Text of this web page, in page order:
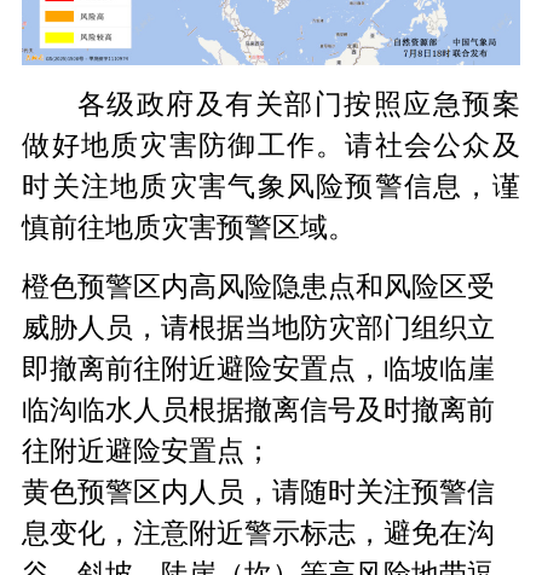
各级政府及有关部门按照应急预案
做好地质灾害防御工作。请社会公众及
时关注地质灾害气象风险预警信息，谨
慎前往地质灾害预警区域。
橙色预警区内高风险隐患点和风险区受
威胁人员，请根据当地防灾部门组织立
即撤离前往附近避险安置点，临坡临崖
临沟临水人员根据撤离信号及时撤离前
往附近避险安置点；
黄色预警区内人员，请随时关注预警信
息变化，注意附近警示标志，避免在沟